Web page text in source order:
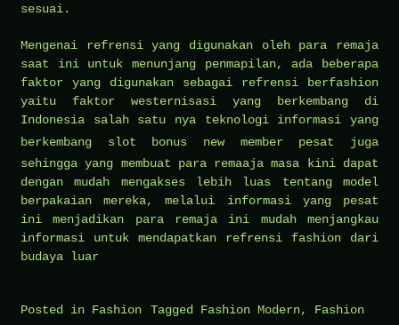
sesuai.
Mengenai refrensi yang digunakan oleh para remaja
saat ini untuk menunjang penmapilan, ada beberapa
faktor yang digunakan sebagai refrensi berfashion
yaitu faktor westernisasi yang berkembang di
Indonesia salah satu nya teknologi informasi yang
berkembang slot bonus new memberpesat juga
sehingga yang membuat para remaaja masa kini dapat
dengan mudah mengakses lebih luas tentang model
berpakaian mereka, melalui informasi yang pesat
ini menjadikan para remaja ini mudah menjangkau
informasi untuk mendapatkan refrensi fashion dari
budaya luar
Posted in Fashion Tagged Fashion Modern, Fashion